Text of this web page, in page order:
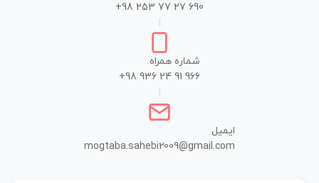
+98 253 77 27 690
شماره همراه
+98 936 24 91 966
ایمیل
mogtaba.sahebi2009@gmail.com